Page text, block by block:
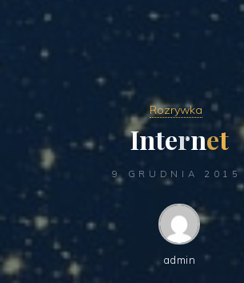
Rozrywka
Internet
9 GRUDNIA 2015
admin